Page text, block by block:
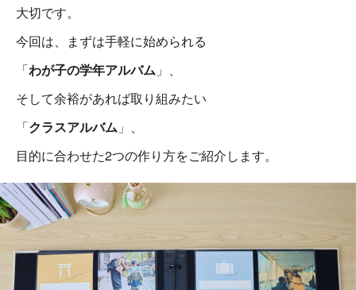
大切です。
今回は、まずは手軽に始められる
「わが子の学年アルバム 」、
そして余裕があれば取り組みたい
「クラスアルバム 」、
目的に合わせた2つの作り方をご紹介します。